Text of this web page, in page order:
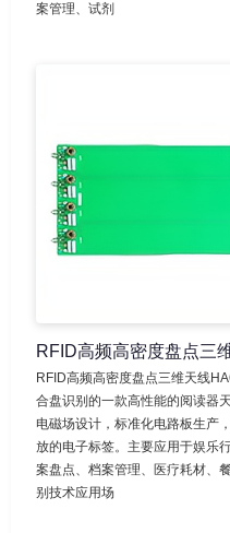
案管理、试剂
RFID高频高密度盘点三
RFID高频高密度盘点三维天线
合盘识别的一款高性能的阅读器
电磁场设计，标准化电路板生产
放的电子标签。主要应用于娱乐
案盘点、档案管理、医疗耗材、
别技术应用场